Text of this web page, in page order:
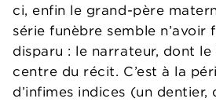
ci, enfin le grand-père
série funèbre semble n’avoir
disparu : le narrateur, dont
centre du récit. C’est à la
d’infimes indices (un dentier,